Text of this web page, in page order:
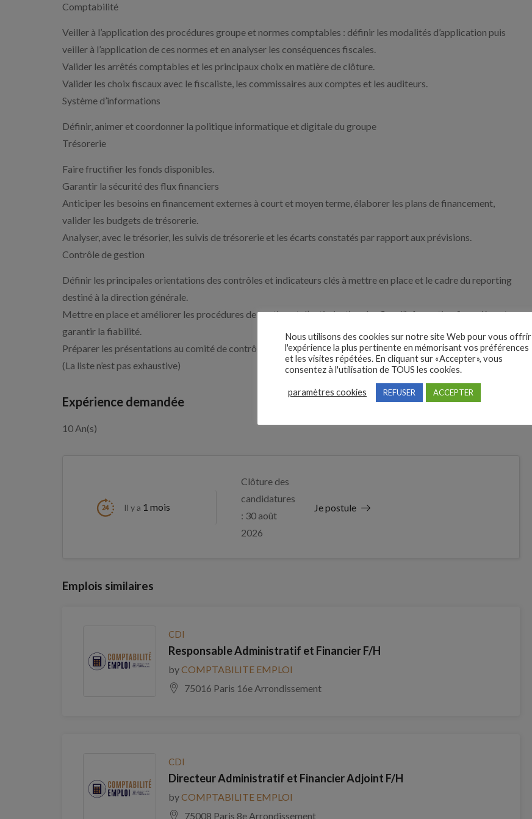
Comptabilité
Veiller à l’application des procédures groupe et normes comptables : définir les modalités d’application puis
veiller à l’application de ces normes et en analyser les conséquences fiscales.
Valider les arrêtés comptables et les principaux choix en matière de clôture.
Valider les choix fiscaux avec le fiscaliste, les commissaires aux comptes et les auditeurs.
Système d’informations
Définir, animer et coordonner la politique informatique et digitale du groupe
Trésorerie
Faire fructifier les fonds disponibles.
Garantir la sécurité des flux financiers
Anticiper les besoins en financement externes à court et moyen terme, élaborer les plans de financement,
valider les budgets de trésorerie.
Analyser, avec le trésorier, les suivis de trésorerie et les écarts constatés par rapport aux prévisions.
Contrôle de gestion
Définir les principales orientations des contrôles et indicateurs clés à mettre en place et le cadre du reporting
destiné à la direction générale.
Mettre en place et améliorer les procédures de gestion et d’optimisation des flux d’information financière et en
garantir la fiabilité.
Préparer les présentations au comité de contrôle et au conseil d’administration.
(La liste n’est pas exhaustive)
Expérience demandée
10 An(s)
Il y a 1 mois
Clôture des
candidatures
: 30 août
2026
Je postule
Emplois similaires
CDI
Responsable Administratif et Financier F/H
byCOMPTABILITE EMPLOI
75016 Paris 16e Arrondissement
CDI
Directeur Administratif et Financier Adjoint F/H
byCOMPTABILITE EMPLOI
75008 Paris 8e Arrondissement
Nous utilisons des cookies sur notre site Web pour vous offrir
l'expérience la plus pertinente en mémorisant vos préférences
et les visites répétées. En cliquant sur «Accepter», vous
consentez à l'utilisation de TOUS les cookies.
paramètres cookies REFUSER ACCEPTER